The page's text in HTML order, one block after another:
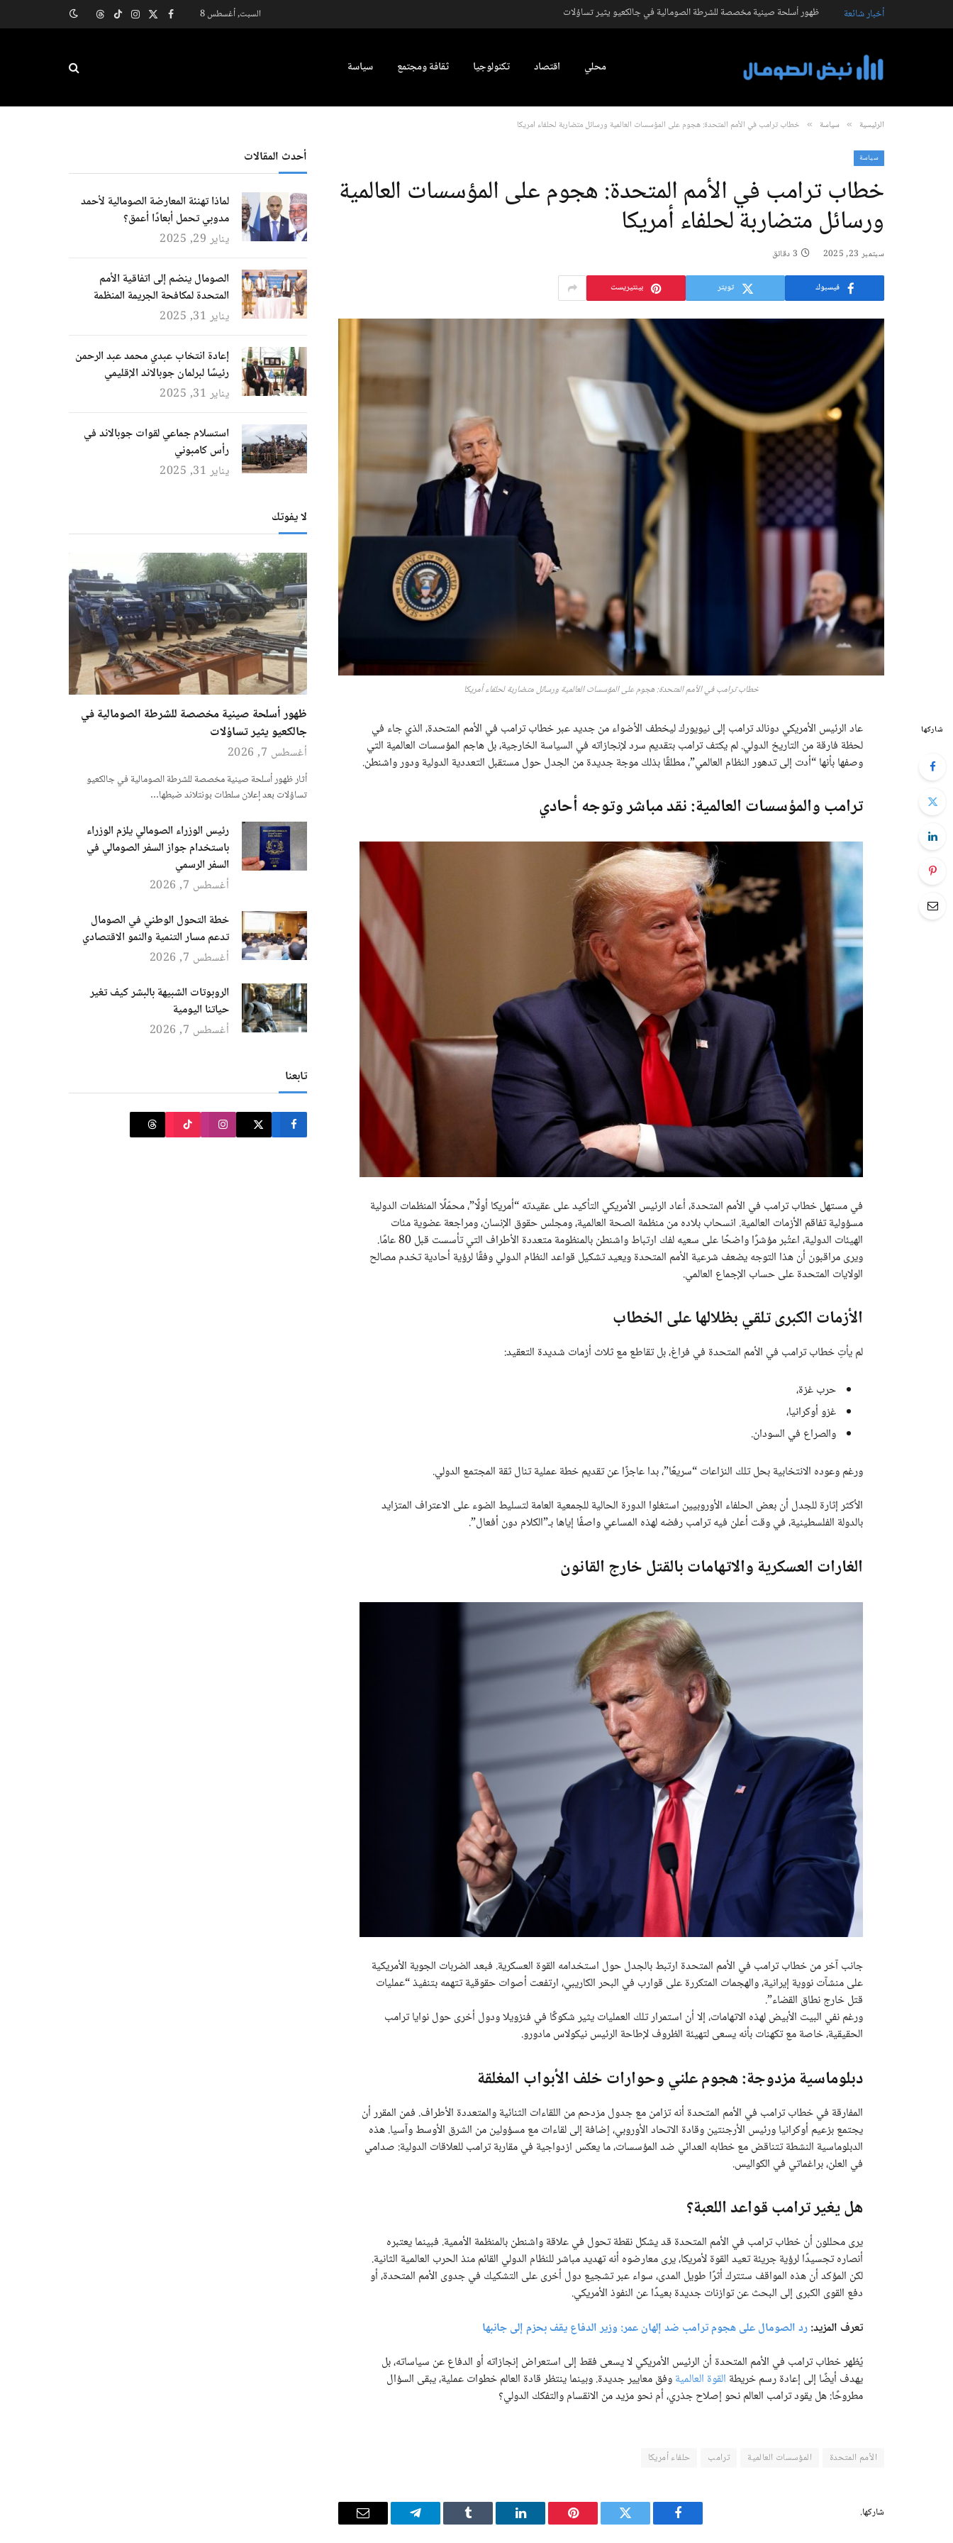
أخبار شائعة ظهور أسلحة صينية مخصصة للشرطة الصومالية في جالكعيو يثير تساؤلات السبت, أغسطس 8 فيسبوك
X
الانستغرام
تيكتوكThreads
محلي اقتصاد تكنولوجيا ثقافة ومجتمع سياسة
الرئيسية » سياسة » خطاب ترامب في الأمم المتحدة: هجوم على المؤسسات العالمية ورسائل متضاربة لحلفاء أمريكا
سياسة
خطاب ترامب في الأمم المتحدة: هجوم على المؤسسات العالمية
ورسائل متضاربة لحلفاء أمريكا
سبتمبر 23, 2025 3 دقائق
فيسبوك تويتر بينتيريست
خطاب ترامب في الأمم المتحدة: هجوم على المؤسسات العالمية ورسائل متضاربة لحلفاء أمريكا
شاركها
عاد الرئيس الأمريكي دونالد ترامب إلى نيويورك ليخطف الأضواء من جديد عبر خطاب ترامب في الأمم المتحدة، الذي جاء في
لحظة فارقة من التاريخ الدولي. لم يكتف ترامب بتقديم سرد لإنجازاته في السياسة الخارجية، بل هاجم المؤسسات العالمية التي
وصفها بأنها “أدت إلى تدهور النظام العالمي”، مطلقًا بذلك موجة جديدة من الجدل حول مستقبل التعددية الدولية ودور واشنطن.
ترامب والمؤسسات العالمية: نقد مباشر وتوجه أحادي
في مستهل خطاب ترامب في الأمم المتحدة، أعاد الرئيس الأمريكي التأكيد على عقيدته “أمريكا أولًا”، محمّلًا المنظمات الدولية
مسؤولية تفاقم الأزمات العالمية. انسحاب بلاده من منظمة الصحة العالمية، ومجلس حقوق الإنسان، ومراجعة عضوية مئات
الهيئات الدولية، اعتُبر مؤشرًا واضحًا على سعيه لفك ارتباط واشنطن بالمنظومة متعددة الأطراف التي تأسست قبل 80 عامًا.
ويرى مراقبون أن هذا التوجه يضعف شرعية الأمم المتحدة ويعيد تشكيل قواعد النظام الدولي وفقًا لرؤية أحادية تخدم مصالح
الولايات المتحدة على حساب الإجماع العالمي.
الأزمات الكبرى تلقي بظلالها على الخطاب
لم يأتِ خطاب ترامب في الأمم المتحدة في فراغ، بل تقاطع مع ثلاث أزمات شديدة التعقيد:
حرب غزة،
غزو أوكرانيا،
والصراع في السودان.
ورغم وعوده الانتخابية بحل تلك النزاعات “سريعًا”، بدا عاجزًا عن تقديم خطة عملية تنال ثقة المجتمع الدولي.
الأكثر إثارة للجدل أن بعض الحلفاء الأوروبيين استغلوا الدورة الحالية للجمعية العامة لتسليط الضوء على الاعتراف المتزايد
بالدولة الفلسطينية، في وقت أعلن فيه ترامب رفضه لهذه المساعي واصفًا إياها بـ”الكلام دون أفعال”.
الغارات العسكرية والاتهامات بالقتل خارج القانون
جانب آخر من خطاب ترامب في الأمم المتحدة ارتبط بالجدل حول استخدامه القوة العسكرية. فبعد الضربات الجوية الأمريكية
على منشآت نووية إيرانية، والهجمات المتكررة على قوارب في البحر الكاريبي، ارتفعت أصوات حقوقية تتهمه بتنفيذ “عمليات
قتل خارج نطاق القضاء”.
ورغم نفي البيت الأبيض لهذه الاتهامات، إلا أن استمرار تلك العمليات يثير شكوكًا في فنزويلا ودول أخرى حول نوايا ترامب
الحقيقية، خاصة مع تكهنات بأنه يسعى لتهيئة الظروف لإطاحة الرئيس نيكولاس مادورو.
دبلوماسية مزدوجة: هجوم علني وحوارات خلف الأبواب المغلقة
المفارقة في خطاب ترامب في الأمم المتحدة أنه تزامن مع جدول مزدحم من اللقاءات الثنائية والمتعددة الأطراف. فمن المقرر أن
يجتمع بزعيم أوكرانيا ورئيس الأرجنتين وقادة الاتحاد الأوروبي، إضافة إلى لقاءات مع مسؤولين من الشرق الأوسط وآسيا. هذه
الدبلوماسية النشطة تتناقض مع خطابه العدائي ضد المؤسسات، ما يعكس ازدواجية في مقاربة ترامب للعلاقات الدولية: صدامي
في العلن، براغماتي في الكواليس.
هل يغير ترامب قواعد اللعبة؟
يرى محللون أن خطاب ترامب في الأمم المتحدة قد يشكل نقطة تحول في علاقة واشنطن بالمنظمة الأممية. فبينما يعتبره
أنصاره تجسيدًا لرؤية جريئة تعيد القوة لأمريكا، يرى معارضوه أنه تهديد مباشر للنظام الدولي القائم منذ الحرب العالمية الثانية.
لكن المؤكد أن هذه المواقف ستترك أثرًا طويل المدى، سواء عبر تشجيع دول أخرى على التشكيك في جدوى الأمم المتحدة، أو
دفع القوى الكبرى إلى البحث عن توازنات جديدة بعيدًا عن النفوذ الأمريكي.
تعرف المزيد:رد الصومال على هجوم ترامب ضد إلهان عمر: وزير الدفاع يقف بحزم إلى جانبها
يُظهر خطاب ترامب في الأمم المتحدة أن الرئيس الأمريكي لا يسعى فقط إلى استعراض إنجازاته أو الدفاع عن سياساته، بل
يهدف أيضًا إلى إعادة رسم خريطة القوة العالميةوفق معايير جديدة. وبينما ينتظر قادة العالم خطوات عملية، يبقى السؤال
مطروحًا: هل يقود ترامب العالم نحو إصلاح جذري، أم نحو مزيد من الانقسام والتفكك الدولي؟
الأمم المتحدة المؤسسات العالمية ترامب حلفاء أمريكا
شاركها.
فيسبوك تويتر بينتيريستلينكدإن Tumblr تيلقرام
البريد
أحدث المقالات
لماذا تهنئة المعارضة الصومالية لأحمد
مدوبي تحمل أبعادًا أعمق؟
يناير 29, 2025
الصومال ينضم إلى اتفاقية الأمم
المتحدة لمكافحة الجريمة المنظمة
يناير 31, 2025
إعادة انتخاب عبدي محمد عبد الرحمن
رئيسًا لبرلمان جوبالاند الإقليمي
يناير 31, 2025
استسلام جماعي لقوات جوبالاند في
رأس كامبوني
يناير 31, 2025
لا يفوتك
ظهور أسلحة صينية مخصصة للشرطة الصومالية في
جالكعيو يثير تساؤلات
أغسطس 7, 2026
أثار ظهور أسلحة صينية مخصصة للشرطة الصومالية في جالكعيو
تساؤلات بعد إعلان سلطات بونتلاند ضبطها…
رئيس الوزراء الصومالي يلزم الوزراء
باستخدام جواز السفر الصومالي في
السفر الرسمي
أغسطس 7, 2026
خطة التحول الوطني في الصومال
تدعم مسار التنمية والنمو الاقتصادي
أغسطس 7, 2026
الروبوتات الشبيهة بالبشر كيف تغير
حياتنا اليومية
أغسطس 7, 2026
تابعنا